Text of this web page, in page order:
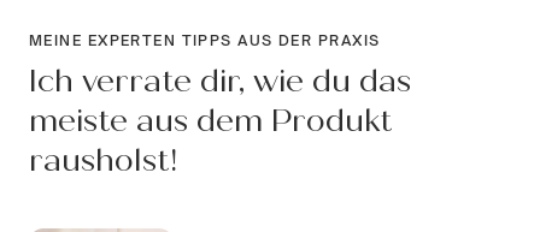
MEINE EXPERTEN TIPPS AUS DER PRAXIS
Ich verrate dir, wie du das
meiste aus dem Produkt
rausholst!